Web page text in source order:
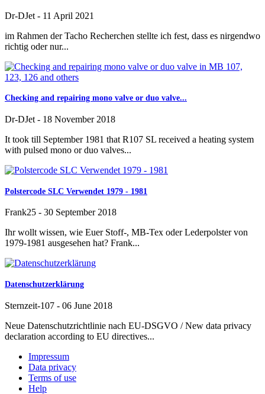
Dr-DJet - 11 April 2021
im Rahmen der Tacho Recherchen stellte ich fest, dass es nirgendwo
richtig oder nur...
Checking and repairing mono valve or duo valve...
Dr-DJet - 18 November 2018
It took till September 1981 that R107 SL received a heating system
with pulsed mono or duo valves...
Polstercode SLC Verwendet 1979 - 1981
Frank25 - 30 September 2018
Ihr wollt wissen, wie Euer Stoff-, MB-Tex oder Lederpolster von
1979-1981 ausgesehen hat? Frank...
Datenschutzerklärung
Sternzeit-107 - 06 June 2018
Neue Datenschutzrichtlinie nach EU-DSGVO / New data privacy
declaration according to EU directives...
Impressum
Data privacy
Terms of use
Help